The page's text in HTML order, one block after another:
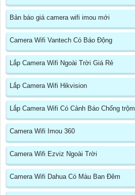
Bản báo giá camera wifi imou mới
Camera Wifi Vantech Có Báo Động
Lắp Camera Wifi Ngoài Trời Giá Rẻ
Lắp Camera Wifi Hikvision
Lắp Camera Wifi Có Cảnh Báo Chống trộm
Camera Wifi Imou 360
Camera Wifi Ezviz Ngoài Trời
Camera Wifi Dahua Có Màu Ban Đêm